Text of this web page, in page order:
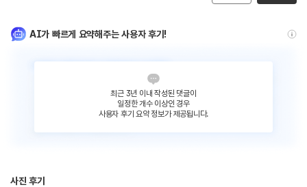
AI가 빠르게 요약해주는 사용자 후기!
최근 3년 이내 작성된 댓글이
일정한 개수 이상인 경우
사용자 후기 요약 정보가 제공됩니다.
사진 후기